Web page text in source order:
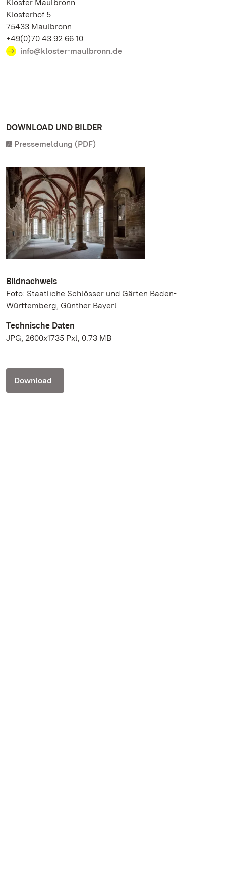
Kloster Maulbronn
Klosterhof 5
75433 Maulbronn
+49(0)70 43.92 66 10
info@kloster-maulbronn.de
DOWNLOAD UND BILDER
Pressemeldung (PDF)
Bildnachweis
Foto: Staatliche Schlösser und Gärten Baden-
Württemberg, Günther Bayerl
Technische Daten
JPG, 2600x1735 Pxl, 0.73 MB
Download